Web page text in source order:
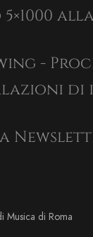
-
Musica di Roma